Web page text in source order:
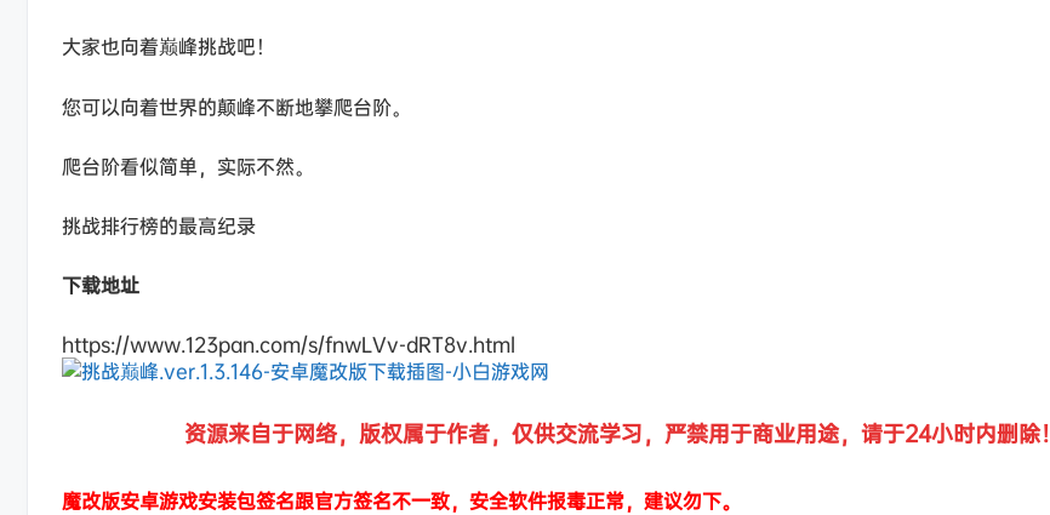
大家也向着巅峰挑战吧！
您可以向着世界的颠峰不断地攀爬台阶。
爬台阶看似简单，实际不然。
挑战排行榜的最高纪录
下载地址
https://www.123pan.com/s/fnwLVv-dRT8v.html
资源来自于网络，版权属于作者，仅供交流学习，严禁用于商业用途，请于24小时内删除！
魔改版安卓游戏安装包签名跟官方签名不一致，安全软件报毒正常，建议勿下。